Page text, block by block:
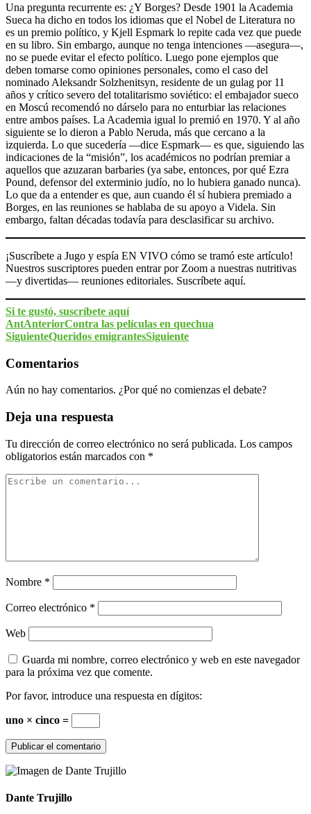
Una pregunta recurrente es: ¿Y Borges? Desde 1901 la Academia
Sueca ha dicho en todos los idiomas que el Nobel de Literatura no
es un premio político, y Kjell Espmark lo repite cada vez que puede
en su libro. Sin embargo, aunque no tenga intenciones ―asegura―,
no se puede evitar el efecto político. Luego pone ejemplos que
deben tomarse como opiniones personales, como el caso del
nominado Aleksandr Solzhenitsyn, residente de un gulag por 11
años y crítico severo del totalitarismo soviético: el embajador sueco
en Moscú recomendó no dárselo para no enturbiar las relaciones
entre ambos países. La Academia igual lo premió en 1970. Y al año
siguiente se lo dieron a Pablo Neruda, más que cercano a la
izquierda. Lo que sucedería ―dice Espmark― es que, siguiendo las
indicaciones de la “misión”, los académicos no podrían premiar a
aquellos que azuzaran barbaries (ya sabe, entonces, por qué Ezra
Pound, defensor del exterminio judío, no lo hubiera ganado nunca).
Lo que da a entender es que, aun cuando él sí hubiera premiado a
Borges, en las reuniones se hablaba de su apoyo a Videla. Sin
embargo, faltan décadas todavía para desclasificar su archivo.
¡Suscríbete a Jugo y espía EN VIVO cómo se tramó este artículo!
Nuestros suscriptores pueden entrar por Zoom a nuestras nutritivas
—y divertidas— reuniones editoriales. Suscríbete aquí.
Si te gustó, suscríbete aquí
AntAnteriorContra las películas en quechua
SiguienteQueridos emigrantesSiguiente
Comentarios
Aún no hay comentarios. ¿Por qué no comienzas el debate?
Deja una respuesta
Tu dirección de correo electrónico no será publicada. Los campos
obligatorios están marcados con *
Nombre *
Correo electrónico *
Web
Guarda mi nombre, correo electrónico y web en este navegador
para la próxima vez que comente.
Por favor, introduce una respuesta en dígitos:
uno × cinco =
Dante Trujillo